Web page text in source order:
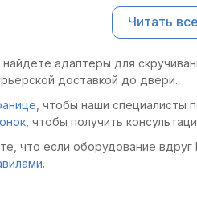
Читать все
найдете адаптеры для
доставкой до двери.
, чтобы наши специалисты
, чтобы получить
что если оборудование
.